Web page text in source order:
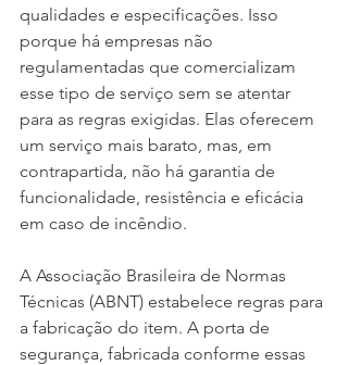
qualidades e especificações. Isso
porque há empresas não
regulamentadas que comercializam
esse tipo de serviço sem se atentar
para as regras exigidas. Elas oferecem
um serviço mais barato, mas, em
contrapartida, não há garantia de
funcionalidade, resistência e eficácia
em caso de incêndio.
A Associação Brasileira de Normas
Técnicas (ABNT) estabelece regras para
a fabricação do item. A porta de
segurança, fabricada conforme essas